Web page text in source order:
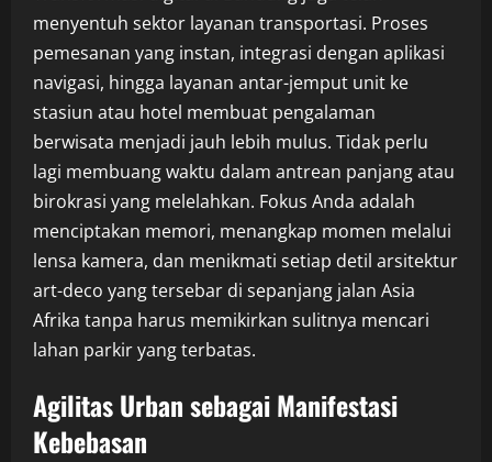
menyentuh sektor layanan transportasi. Proses
pemesanan yang instan, integrasi dengan aplikasi
navigasi, hingga layanan antar-jemput unit ke
stasiun atau hotel membuat pengalaman
berwisata menjadi jauh lebih mulus. Tidak perlu
lagi membuang waktu dalam antrean panjang atau
birokrasi yang melelahkan. Fokus Anda adalah
menciptakan memori, menangkap momen melalui
lensa kamera, dan menikmati setiap detil arsitektur
art-deco yang tersebar di sepanjang jalan Asia
Afrika tanpa harus memikirkan sulitnya mencari
lahan parkir yang terbatas.
Agilitas Urban sebagai Manifestasi
Kebebasan